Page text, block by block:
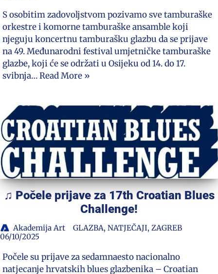
S osobitim zadovoljstvom pozivamo sve tamburaške
orkestre i komorne tamburaške ansamble koji
njeguju koncertnu tamburašku glazbu da se prijave
na 49. Međunarodni festival umjetničke tamburaške
glazbe, koji će se održati u Osijeku od 14. do 17.
svibnja…Read More »
♫ Počele prijave za 17th Croatian Blues
Challenge!
Akademija Art GLAZBA, NATJEČAJI, ZAGREB
06/10/2025
Počele su prijave za sedamnaesto nacionalno
natjecanje hrvatskih blues glazbenika – Croatian